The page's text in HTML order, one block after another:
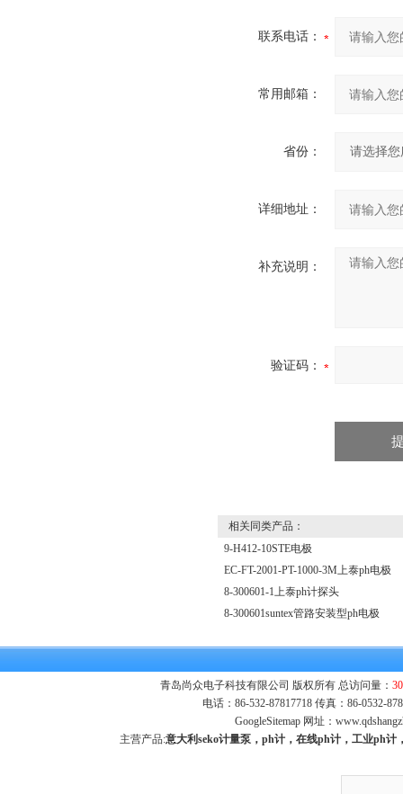
联系电话：
常用邮箱：
省份：
详细地址：
补充说明：
验证码：
相关同类产品：
9-H412-10STE电极
EC-FT-2001-PT-1000-3M上泰ph电极
8-300601-1上泰ph计探头
8-300601suntex管路安装型ph电极‍
青岛尚众电子科技有限公司 版权所有 总访问量：
电话：86-532-87817718 传真：86-0532-
GoogleSitemap网址：
主营产品:意大利seko计量泵，ph计，在线ph计，工业ph